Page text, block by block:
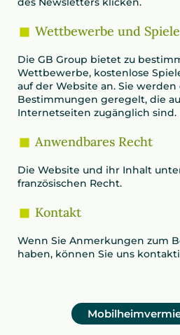
Wettbewerbe und Spiele
Die GB Group bietet zu
Wettbewerbe, kostenlose
auf der Website an. Sie
Bestimmungen geregelt, die
Internetseiten zugänglich sind.
Anwendbares Recht
Die Website und ihr Inhalt
französischen Recht.
Kontakt
Wenn Sie Anmerkungen zum
haben, können Sie uns